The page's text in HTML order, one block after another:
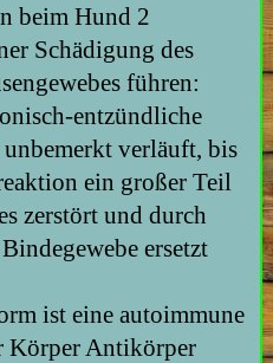
beim Hund 2
Schädigung des
führen:
entzündliche
verläuft, bis
ein großer Teil
zerstört und durch
ersetzt
ist eine autoimmune
Körper Antikörper